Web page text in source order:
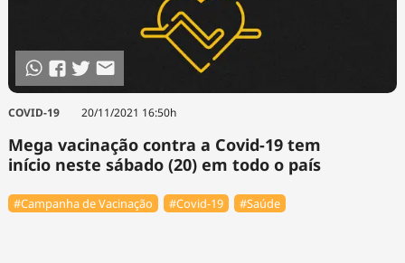
COVID-19 20/11/2021 16:50h
Mega vacinação contra a Covid-19 tem
início neste sábado (20) em todo o país
#Campanha de Vacinação #Covid-19 #Saúde